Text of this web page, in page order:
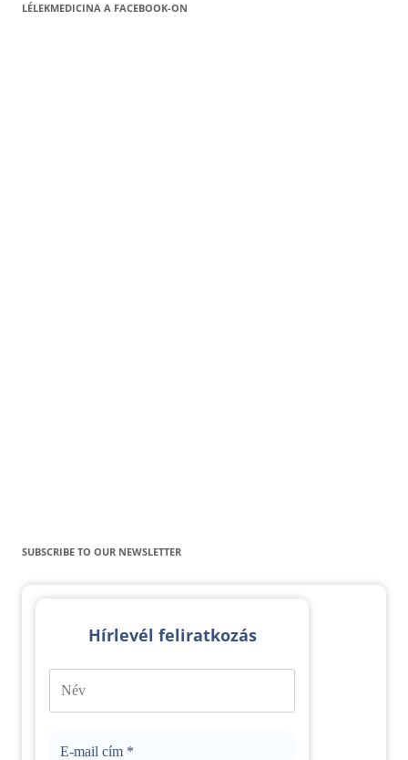
LÉLEKMEDICINA A FACEBOOK-ON
SUBSCRIBE TO OUR NEWSLETTER
Hírlevél feliratkozás